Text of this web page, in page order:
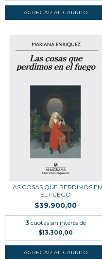
LAS COSAS QUE PERDIMOS EN
EL FUEGO
$39.900,00
3 cuotas sin interés de
$13.300,00